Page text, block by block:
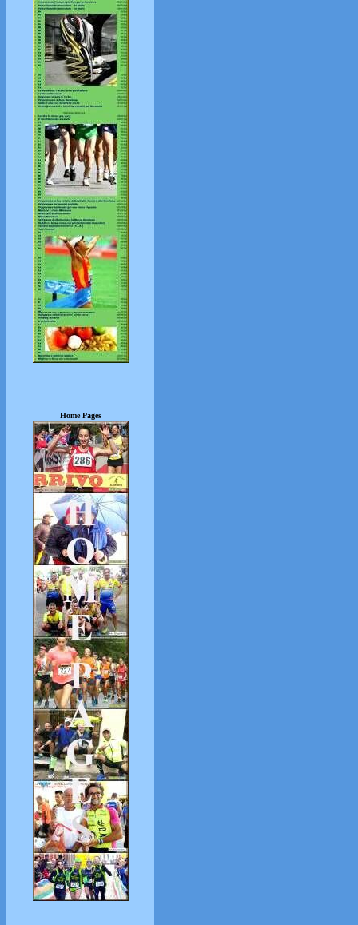
Home Pages